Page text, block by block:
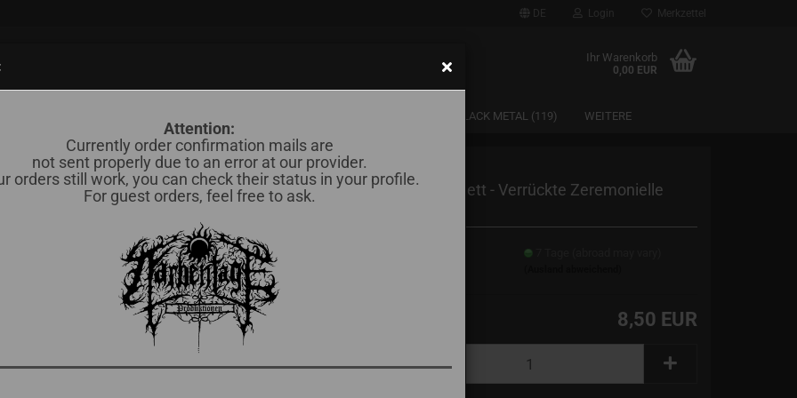
Attention:
Currently order confirmation mails are
not sent properly due to an error at our provider.
orders still work, you can check their status in your profile.
For guest orders, feel free to ask.
DE Login Merkzettel
Ihr Warenkorb
0,00 EUR
SAARLAND BLACK METAL (119) WEITERE
BM Vertrieb Saar
Hexen Kabinett - Verrückte Zeremonielle
8,50 EUR